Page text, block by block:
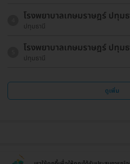
โรงพยาบาลเกษมราษฎร์ ปทุม
ปทุมธานี
โรงพยาบาลเกษมราษฎร์ ปทุ
ปทุมธานี
ดูเพิ่ม